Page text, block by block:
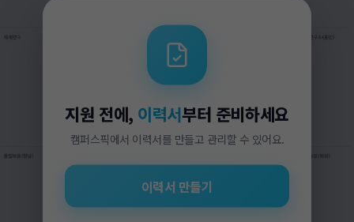
지원 전에, 이력서부터 준비하세요
캠퍼스픽에서 이력서를 만들고 관리할 수 있어요.
이력서 만들기